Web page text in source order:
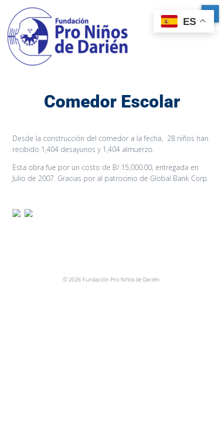
Comedor Escolar
Desde la construcción del comedor a la fecha, 28 niños han
recibido 1,404 desayunos y 1,404 almuerzo.
Esta obra fue por un costo de B/.15,000.00, entregada en
Julio de 2007. Gracias por al patrocinio de Global Bank Corp.
© 2026 Fundación Pro Niños de Darién.
ES